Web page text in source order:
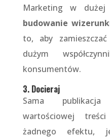
Marketing w dużej
budowanie
to, aby
dużym
konsumentów.
3. Docieraj
Sama
wartościowej
żadnego efektu,